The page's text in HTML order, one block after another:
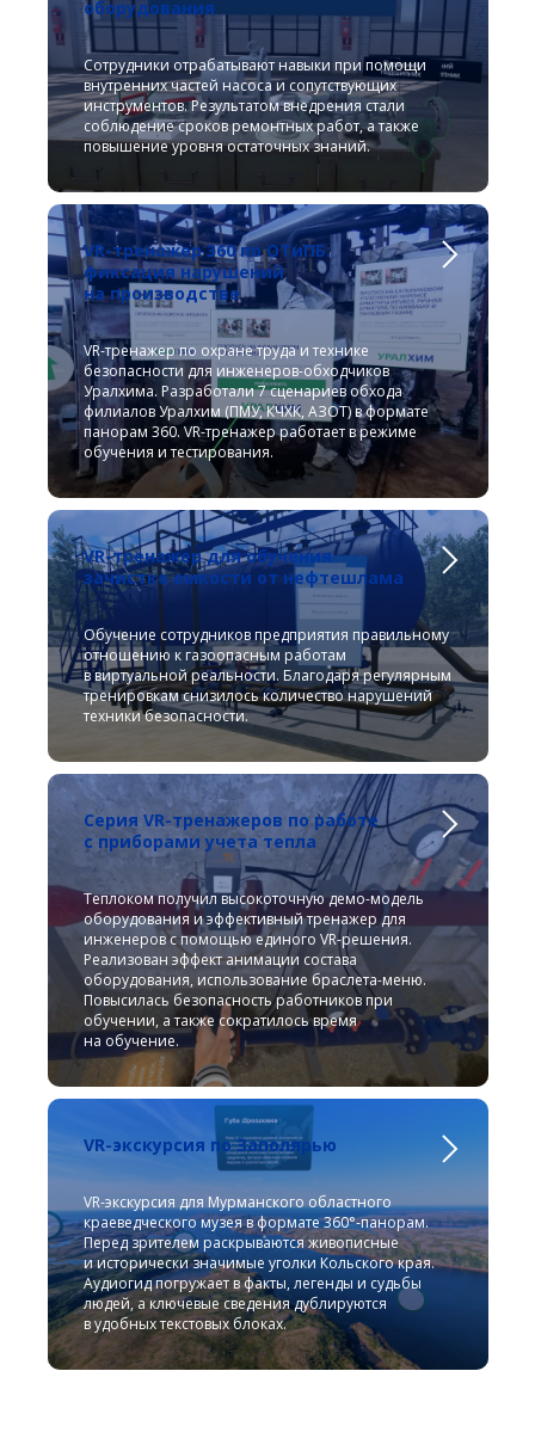
оборудования
Сотрудники отрабатывают навыки при помощи
внутренних частей насоса и сопутствующих
инструментов. Результатом внедрения стали
соблюдение сроков ремонтных работ, а также
повышение уровня остаточных знаний.
VR-тренажер 360 по ОТиПБ:
фиксация нарушений
на производстве
VR-тренажер по охране труда и технике
безопасности для инженеров-обходчиков
Уралхима. Разработали 7 сценариев обхода
филиалов Уралхим (ПМУ, КЧХК, АЗОТ) в формате
панорам 360. VR-тренажер работает в режиме
обучения и тестирования.
VR-тренажер для обучения
зачистке емкости от нефтешлама
Обучение сотрудников предприятия правильному
отношению к газоопасным работам
в виртуальной реальности. Благодаря регулярным
тренировкам снизилось количество нарушений
техники безопасности.
Серия VR-тренажеров по работе
с приборами учета тепла
Теплоком получил высокоточную демо-модель
оборудования и эффективный тренажер для
инженеров с помощью единого VR-решения.
Реализован эффект анимации состава
оборудования, использование браслета-меню.
Повысилась безопасность работников при
обучении, а также сократилось время
на обучение.
VR-экскурсия по Заполярью
VR-экскурсия для Мурманского областного
краеведческого музея в формате 360°‑панорам.
Перед зрителем раскрываются живописные
и исторически значимые уголки Кольского края.
Аудиогид погружает в факты, легенды и судьбы
людей, а ключевые сведения дублируются
в удобных текстовых блоках.